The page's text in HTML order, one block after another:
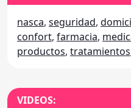
nasca, seguridad,
confort, farmacia,
productos, tratamientos
VIDEOS: